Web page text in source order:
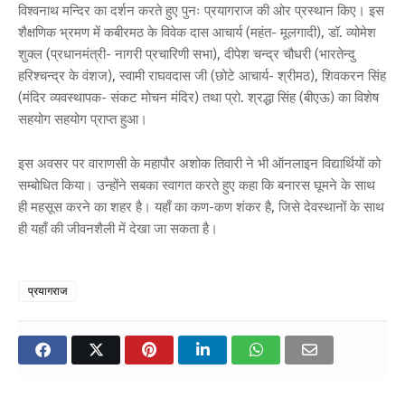
विश्वनाथ मन्दिर का दर्शन करते हुए पुनः प्रयागराज की ओर प्रस्थान किए। इस
शैक्षणिक भ्रमण में कबीरमठ के विवेक दास आचार्य (महंत- मूलगादी), डॉ. व्योमेश
शुक्ल (प्रधानमंत्री- नागरी प्रचारिणी सभा), दीपेश चन्द्र चौधरी (भारतेन्दु
हरिश्चन्द्र के वंशज), स्वामी राघवदास जी (छोटे आचार्य- श्रीमठ), शिवकरन सिंह
(मंदिर व्यवस्थापक- संकट मोचन मंदिर) तथा प्रो. श्रद्धा सिंह (बीएऊ) का विशेष
सहयोग सहयोग प्राप्त हुआ।
इस अवसर पर वाराणसी के महापौर अशोक तिवारी ने भी ऑनलाइन विद्यार्थियों को
सम्बोधित किया। उन्होंने सबका स्वागत करते हुए कहा कि बनारस घूमने के साथ
ही महसूस करने का शहर है। यहाँ का कण-कण शंकर है, जिसे देवस्थानों के साथ
ही यहाँ की जीवनशैली में देखा जा सकता है।
प्रयागराज